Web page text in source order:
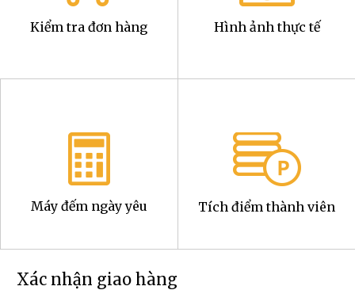
Kiểm tra đơn hàng Hình ảnh thực tế
Máy đếm ngày yêu Tích điểm thành viên
Xác nhận giao hàng